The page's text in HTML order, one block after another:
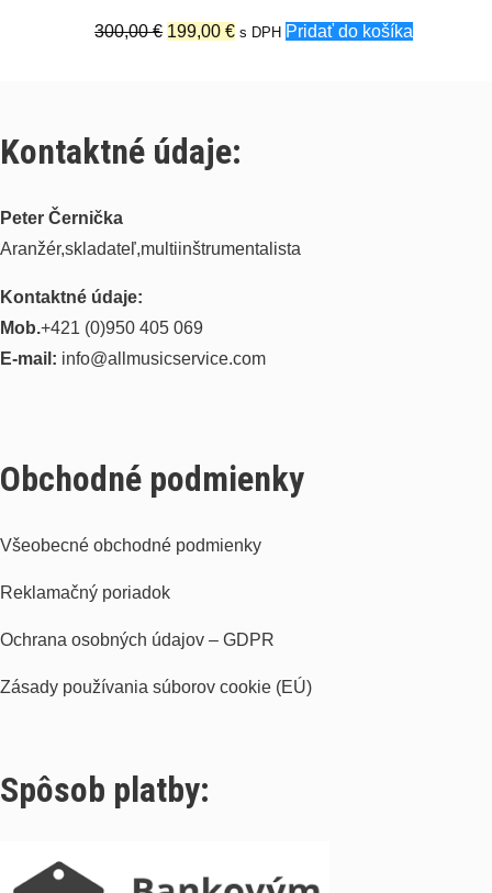
300,00€ Pôvodná
199,00€Aktuálna
s DPH Pridať do košíka
Kontaktné údaje:
Peter Černička
Aranžér,skladateľ,multiinštrumentalista
Kontaktné údaje:
Mob.+421 (0)950 405 069
E-mail: info@allmusicservice.com
Obchodné podmienky
Všeobecné obchodné podmienky
Reklamačný poriadok
Ochrana osobných údajov – GDPR
Zásady používania súborov cookie (EÚ)
Spôsob platby: